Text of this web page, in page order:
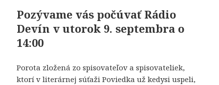
Pozývame vás počúvať Rádio
Devín v utorok 9. septembra o
14:00
Porota zložená zo spisovateľov a spisovateliek,
ktorí v literárnej súťaži Poviedka už kedysi uspeli,